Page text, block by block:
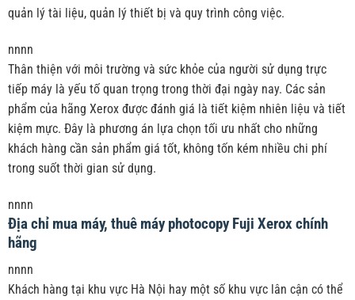
quản lý tài liệu, quản lý thiết bị và quy trình công việc.
nnnn
Thân thiện với môi trường và sức khỏe của người sử dụng trực
tiếp máy là yếu tố quan trọng trong thời đại ngày nay. Các sản
phẩm của hãng Xerox được đánh giá là tiết kiệm nhiên liệu và tiết
kiệm mực. Đây là phương án lựa chọn tối ưu nhất cho những
khách hàng cần sản phẩm giá tốt, không tốn kém nhiều chi phí
trong suốt thời gian sử dụng.
nnnn
Địa chỉ mua máy, thuê máy photocopy Fuji Xerox chính
hãng
nnnn
Khách hàng tại khu vực Hà Nội hay một số khu vực lân cận có thể